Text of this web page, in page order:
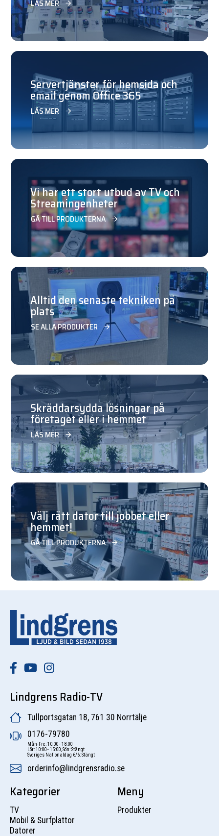
LÄS MER
Servertjänster för hemsida och
email genom Office 365
LÄS MER
Vi har ett stort utbud av TV och
Streamingenheter
GÅ TILL PRODUKTERNA
Alltid den senaste tekniken på
plats
SE ALLA PRODUKTER
Skräddarsydda lösningar på
företaget eller i hemmet
LÄS MER
Välj rätt dator till jobbet eller
hemmet!
GÅ TILL PRODUKTERNA
Lindgrens Radio-TV
Tullportsgatan 18, 761 30 Norrtälje
0176-79780
Mån-Fre: 10:00 - 18:00
Lör: 10:00 - 15:00, Sön: Stängt
Sveriges Nationaldag 6/6: Stängt
orderinfo@lindgrensradio.se
Kategorier
TV
Mobil & Surfplattor
Datorer
Meny
Produkter